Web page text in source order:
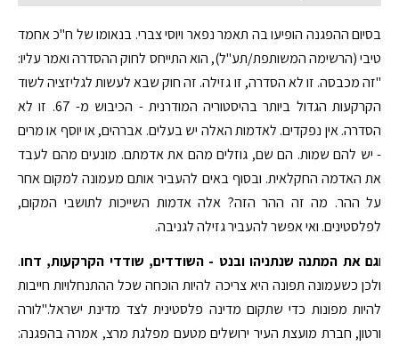
בסיום ההפגנה הופיעו בה תאמר נפאר ויוסי צברי. בנאומו של ח"כ אחמד
טיבי (הרשימה המשותפת/תע"ל), הוא התייחס לחוק ההסדרה ואמר עליו:
"זה מכבסה. זו לא הסדרה, זו גזילה. זה חוק שבא לעשות לגליזציה לשוד
הקרקעות הגדול ביותר בהיסטוריה המודרנית - הכיבוש מ- 67. זו לא
הסדרה. אין נפקדים. לאדמות האלה יש בעלים. אברהים, או יוסף או מרים
- יש להם שמות. הם שם, גוזלים מהם את אדמתם. מונעים מהם לעבד
את האדמה החקלאית. ובסוף באים להעביר אותם מעמונה למקום אחר
על ההר. מה זה ההר הזה? אלה אדמות השייכות לתושבי המקום,
לפלסטינים. ואי אפשר להעביר גזילה לגניבה.
וגם את המתנה שנתניהו ובנט - השודדים, שודדי הקרקעות, דחו.
ולכן כשעמונה תפונה היא צריכה להיות הוכחה שכל ההתנחלויות חייבות
להיות מפונות כדי שתקום מדינה פלסטינית לצד מדינת ישראל."לורה
ורטון, חברת מועצת העיר ירושלים מטעם מפלגת מרצ, אמרה בהפגנה: